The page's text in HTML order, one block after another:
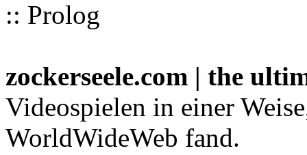
:: Prolog
zockerseele.com | the
Videospielen in einer
WorldWideWeb fand.